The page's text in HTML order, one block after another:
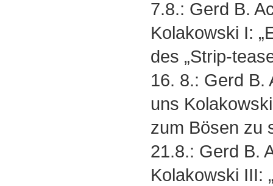
7.8.: Gerd B.
Kolakowski I:
des „Strip-
16. 8.: Gerd B.
uns
zum Bösen zu
21.8.: Gerd B.
Kolakowski III: